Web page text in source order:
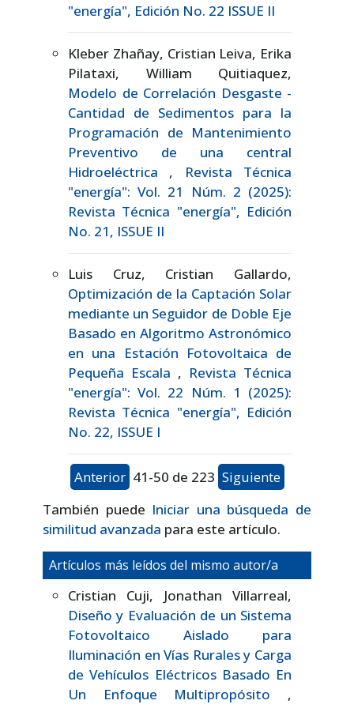
"energía", Edición No. 22 ISSUE II
Kleber Zhañay, Cristian Leiva, Erika
Pilataxi, William Quitiaquez,
Modelo de Correlación Desgaste -
Cantidad de Sedimentos para la
Programación de Mantenimiento
Preventivo de una central
Hidroeléctrica ,
Revista Técnica
"energía": Vol. 21 Núm. 2 (2025):
Revista Técnica "energía", Edición
No. 21, ISSUE II
Luis Cruz, Cristian Gallardo,
Optimización de la Captación Solar
mediante un Seguidor de Doble Eje
Basado en Algoritmo Astronómico
en una Estación Fotovoltaica de
Pequeña Escala , Revista Técnica
"energía": Vol. 22 Núm. 1 (2025):
Revista Técnica "energía", Edición
No. 22, ISSUE I
Anterior 41-50 de 223 Siguiente
También puede Iniciar una búsqueda de
similitud avanzada para este artículo.
Artículos más leídos del mismo autor/a
Cristian Cuji, Jonathan Villarreal,
Diseño y Evaluación de un Sistema
Fotovoltaico Aislado para
Iluminación en Vías Rurales y Carga
de Vehículos Eléctricos Basado En
Un Enfoque Multipropósito ,